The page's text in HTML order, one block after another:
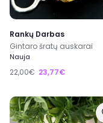
Rankų Darbas
Gintaro šratų auskarai
Nauja
22,00€ 23,77€